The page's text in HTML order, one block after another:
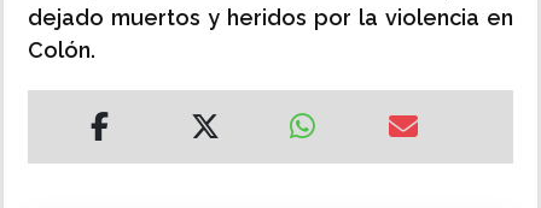
dejado muertos y heridos por la violencia en
Colón.